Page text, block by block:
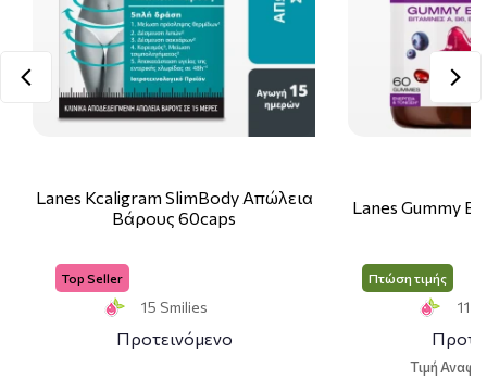
Lanes Kcaligram SlimBody Απώλεια
Βάρους 60caps
Top Seller
15 Smilies
Προτεινόμενο
Lanes Gummy
Πτώση τιμής
11
Τιμή